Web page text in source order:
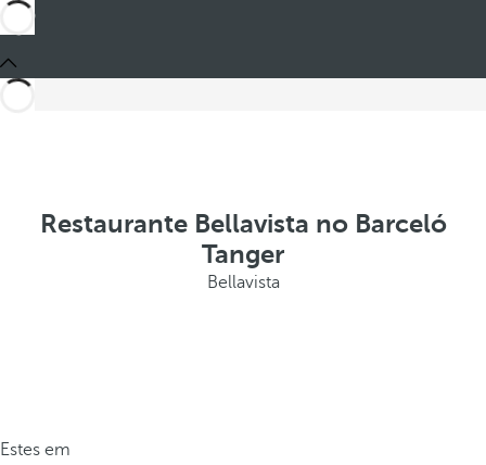
Restaurante Bellavista no Barceló
Tanger
Bellavista
Estes em